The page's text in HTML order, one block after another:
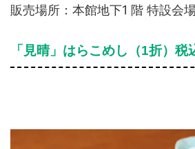
販売場所：本館地下1 階 特設会
「見晴」はらこめし（1折）税